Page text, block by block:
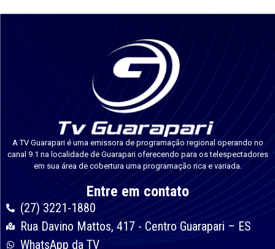
A TV Guarapari é uma emissora de programação regional operando no
canal 9.1 na localidade de Guarapari oferecendo para os telespectadores
em sua área de cobertura uma programação rica e variada.
Entre em contato
(27) 3221-1880
Rua Davino Mattos, 417 - Centro Guarapari – ES
WhatsApp da TV